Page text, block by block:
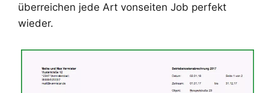
überreichen jede Art vonseiten Job perfekt
wieder.